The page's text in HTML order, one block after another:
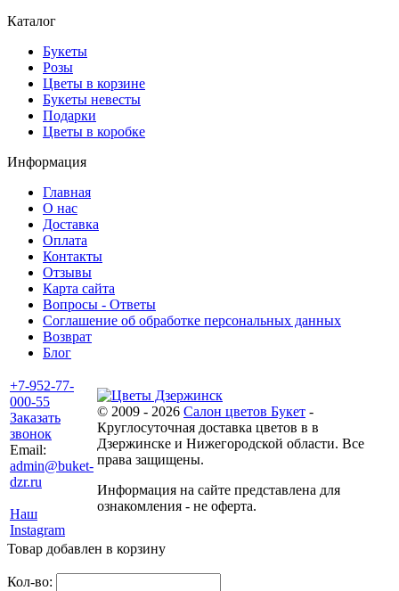
Каталог
Букеты
Розы
Цветы в корзине
Букеты невесты
Подарки
Цветы в коробке
Информация
Главная
О нас
Доставка
Оплата
Контакты
Отзывы
Карта сайта
Вопросы - Ответы
Соглашение об обработке персональных данных
Возврат
Блог
+7-952-77-
000-55
Заказать
звонок
Email:
admin@buket-
dzr.ru
Наш
Instagram
© 2009 - 2026 Салон цветов Букет -
Круглосуточная доставка цветов в в
Дзержинске и Нижегородской области. Все
права защищены.
Информация на сайте представлена для
ознакомления - не оферта.
Товар добавлен в корзину
Кол-во: